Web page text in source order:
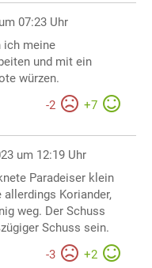
07:23 Uhr
ich meine
und mit ein
würzen.
-2 +7
um 12:19 Uhr
Paradeiser klein
Koriander,
weg. Der Schuss
Schuss sein.
-3 +2